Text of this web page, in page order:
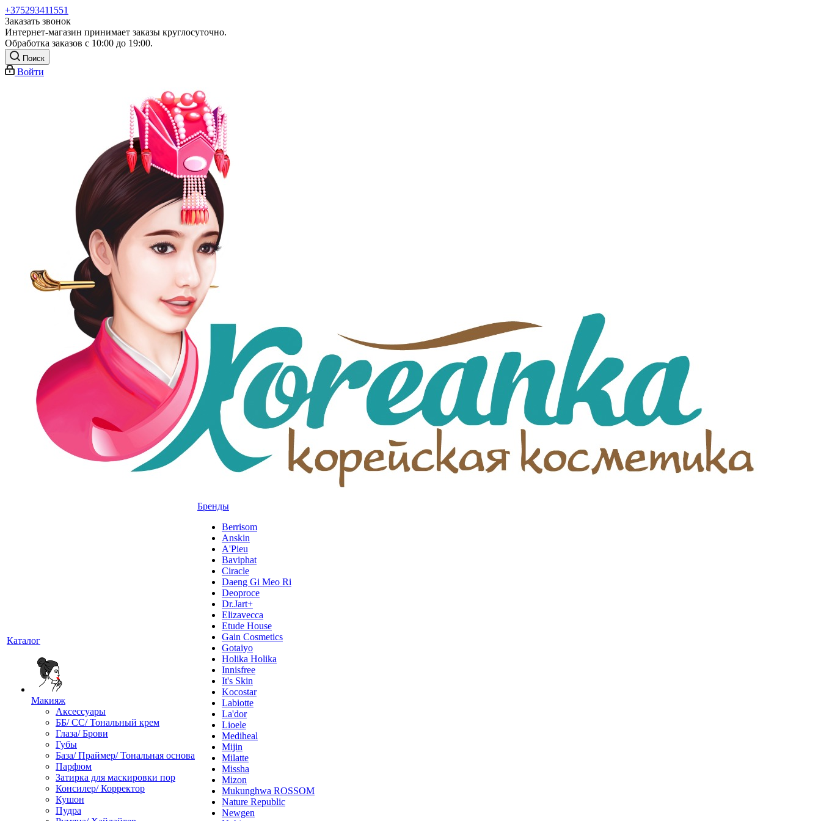
+375293411551
Заказать звонок
Интернет-магазин принимает заказы круглосуточно.
Обработка заказов с 10:00 до 19:00.
Поиск
Войти
Каталог
Макияж
Аксессуары
ББ/ СС/ Тональный крем
Глаза/ Брови
Губы
База/ Праймер/ Тональная основа
Парфюм
Затирка для маскировки пор
Консилер/ Корректор
Кушон
Пудра
Бренды
Berrisom
Anskin
A'Pieu
Baviphat
Ciracle
Daeng Gi Meo Ri
Deoproce
Dr.Jart+
Elizavecca
Etude House
Gain Cosmetics
Gotaiyo
Holika Holika
Innisfree
It's Skin
Kocostar
Labiotte
La'dor
Lioele
Mediheal
Mijin
Milatte
Missha
Mizon
Mukunghwa ROSSOM
Nature Republic
Newgen